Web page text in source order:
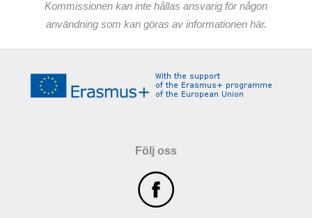
Kommissionen kan inte hållas ansvarig för någon
användning som kan göras av informationen här.
Följ oss